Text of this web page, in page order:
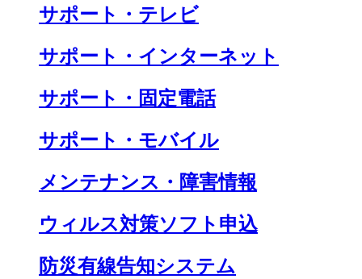
サポート・テレビ
サポート・インターネット
サポート・固定電話
サポート・モバイル
メンテナンス・障害情報
ウィルス対策ソフト申込
防災有線告知システム